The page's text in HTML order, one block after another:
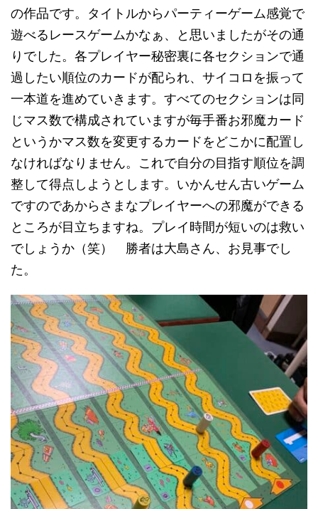
の作品です。タイトルからパーティーゲーム感覚で
遊べるレースゲームかなぁ、と思いましたがその通
りでした。各プレイヤー秘密裏に各セクションで通
過したい順位のカードが配られ、サイコロを振って
一本道を進めていきます。すべてのセクションは同
じマス数で構成されていますが毎手番お邪魔カード
というかマス数を変更するカードをどこかに配置し
なければなりません。これで自分の目指す順位を調
整して得点しようとします。いかんせん古いゲーム
ですのであからさまなプレイヤーへの邪魔ができる
ところが目立ちますね。プレイ時間が短いのは救い
でしょうか（笑） 勝者は大島さん、お見事でし
た。